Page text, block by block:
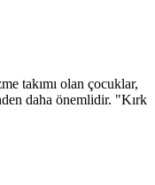
takımı olan çocuklar,
daha önemlidir. "Kırk